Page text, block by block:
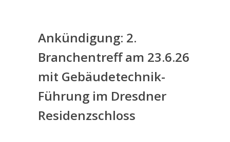
Ankündigung: 2.
Branchentreff am 23.6.26
mit Gebäudetechnik-
Führung im Dresdner
Residenzschloss